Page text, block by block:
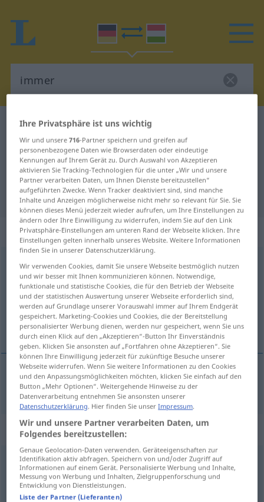
Deutsch-Ungarisch Wörterbuch
Deutsch-Ungarisch Übersetzung
für "immer"
"immer" Ungarisch Übersetzung
„immer“
immer
Übersicht aller Übersetzungen
(Für mehr Details die Übersetzung anklicken/antippen)
mindig
mindig immer
Beispielsätze für "immer"
woauch immer
bárhol is
Ihre Privatsphäre ist uns wichtig
Wir und unsere716-Partner speichern und greifen auf
personenbezogene Daten wie Browserdaten oder eindeutige
Kennungen auf Ihrem Gerät zu. Durch Auswahl von Akzeptieren
aktivieren Sie Tracking-Technologien für die unter „Wir und unsere
Partner verarbeiten Daten, um Ihnen Dienste bereitzustellen“
aufgeführten Zwecke. Wenn Tracker deaktiviert sind, sind manche
Inhalte und Anzeigen möglicherweise nicht mehr so relevant für Sie. Sie
können dieses Menü jederzeit wieder aufrufen, um Ihre Einstellungen zu
ändern oder Ihre Einwilligung zu widerrufen, indem Sie auf den Link
Privatsphäre-Einstellungen am unteren Rand der Webseite klicken. Ihre
Einstellungen gelten innerhalb unseres Website. Weitere Informationen
finden Sie in unserer Datenschutzerklärung.
Wir verwenden Cookies, damit Sie unsere Webseite bestmöglich nutzen
und wir besser mit Ihnen kommunizieren können. Notwendige,
funktionale und statistische Cookies, die für den Betrieb der Webseite
und der statistischen Auswertung unserer Webseite erforderlich sind,
werden auf Grundlage unserer Vorauswahl immer auf Ihrem Endgerät
gespeichert. Marketing-Cookies und Cookies, die der Bereitstellung
personalisierter Werbung dienen, werden nur gespeichert, wenn Sie uns
durch einen Klick auf den „Akzeptieren“-Button Ihr Einverständnis
geben. Klicken Sie ansonsten auf „Fortfahren ohne Akzeptieren“. Sie
können Ihre Einwilligung jederzeit für zukünftige Besuche unserer
Webseite widerrufen. Wenn Sie weitere Informationen zu den Cookies
und den Anpassungsmöglichkeiten möchten, klicken Sie einfach auf den
Button „Mehr Optionen“. Weitergehende Hinweise zu der
Datenverarbeitung entnehmen Sie ansonsten unserer
Datenschutzerklärung. Hier finden Sie unserImpressum.
Wir und unsere Partner verarbeiten Daten, um
Folgendes bereitzustellen:
Genaue Geolocation-Daten verwenden. Geräteeigenschaften zur
Identifikation aktiv abfragen. Speichern von und/oder Zugriff auf
Informationen auf einem Gerät. Personalisierte Werbung und Inhalte,
Messung von Werbung und Inhalten, Zielgruppenforschung und
Entwicklung von Dienstleistungen.
Liste der Partner (Lieferanten)